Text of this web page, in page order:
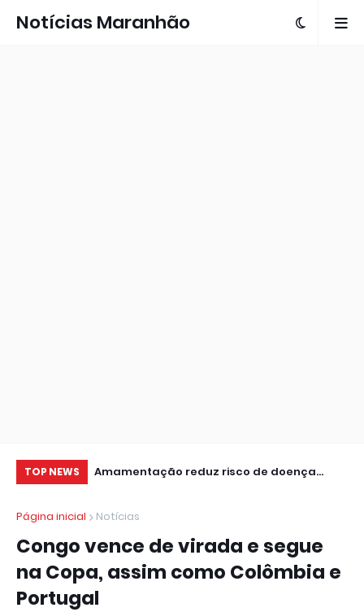
Notícias Maranhão
TOP NEWS
dados da 1ª
Amamentação reduz risco de doença
Página inicial
Notícias
Congo vence de virada e segue
na Copa, assim como Colômbia e
Portugal